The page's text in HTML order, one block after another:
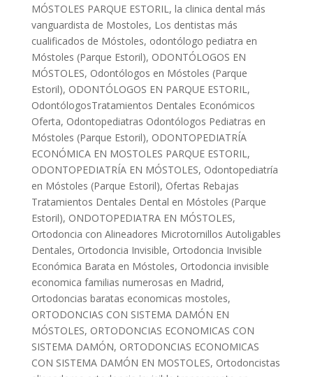
MÓSTOLES PARQUE ESTORIL, la clinica dental más
vanguardista de Mostoles, Los dentistas más
cualificados de Móstoles, odontólogo pediatra en
Móstoles (Parque Estoril), ODONTÓLOGOS EN
MÓSTOLES, Odontólogos en Móstoles (Parque
Estoril), ODONTÓLOGOS EN PARQUE ESTORIL,
OdontólogosTratamientos Dentales Económicos
Oferta, Odontopediatras Odontólogos Pediatras en
Móstoles (Parque Estoril), ODONTOPEDIATRÍA
ECONÓMICA EN MOSTOLES PARQUE ESTORIL,
ODONTOPEDIATRÍA EN MÓSTOLES, Odontopediatría
en Móstoles (Parque Estoril), Ofertas Rebajas
Tratamientos Dentales Dental en Móstoles (Parque
Estoril), ONDOTOPEDIATRA EN MÓSTOLES,
Ortodoncia con Alineadores Microtornillos Autoligables
Dentales, Ortodoncia Invisible, Ortodoncia Invisible
Económica Barata en Móstoles, Ortodoncia invisible
economica familias numerosas en Madrid,
Ortodoncias baratas economicas mostoles,
ORTODONCIAS CON SISTEMA DAMÓN EN
MÓSTOLES, ORTODONCIAS ECONOMICAS CON
SISTEMA DAMÓN, ORTODONCIAS ECONOMICAS
CON SISTEMA DAMÓN EN MOSTOLES, Ortodoncistas